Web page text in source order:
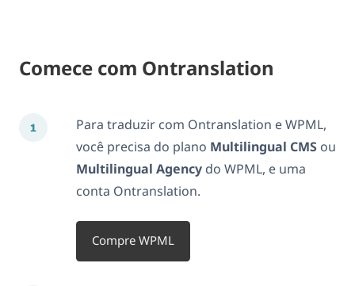
Comece com Ontranslation
Para traduzir com Ontranslation e WPML,
você precisa do plano Multilingual CMS ou
Multilingual Agency do WPML, e uma
conta Ontranslation.
Compre WPML